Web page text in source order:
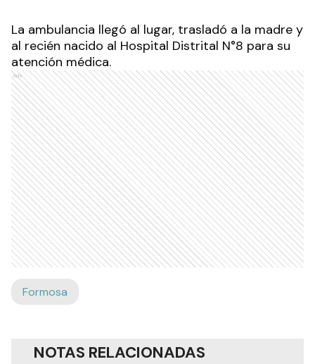
La ambulancia llegó al lugar, trasladó a la madre y
al recién nacido al Hospital Distrital N°8 para su
atención médica.
Ads
Formosa
NOTAS RELACIONADAS